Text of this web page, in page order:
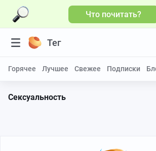
Что почитать?
Тег
Горячее Лучшее Свежее Подписки
Сексуальность